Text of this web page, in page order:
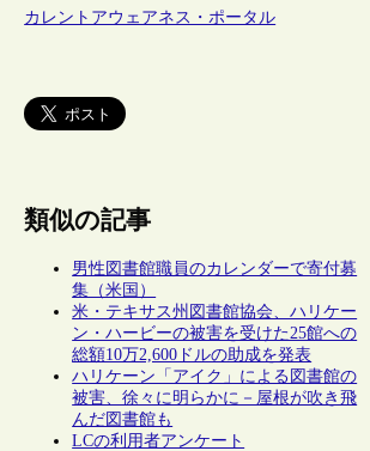
カレントアウェアネス・ポータル
類似の記事
男性図書館職員のカレンダーで寄付募
集（米国）
米・テキサス州図書館協会、ハリケー
ン・ハービーの被害を受けた25館への
総額10万2,600ドルの助成を発表
ハリケーン「アイク」による図書館の
被害、徐々に明らかに－屋根が吹き飛
んだ図書館も
LCの利用者アンケート